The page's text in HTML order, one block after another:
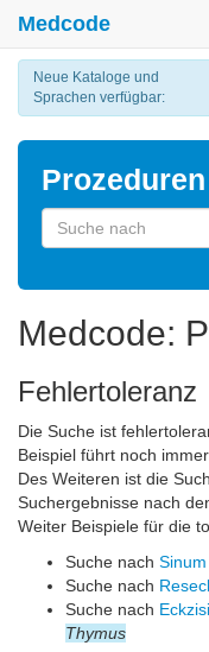
Medcode
Neue Kataloge und
Sprachen verfügbar:
Medcode:
Fehlertoleranz
Die Suche ist
Beispiel führt noch
Des Weiteren ist die
Suchergebnisse nach
Weiter Beispiele für die
Suche nach
Suche nach
Suche nach
Thymus